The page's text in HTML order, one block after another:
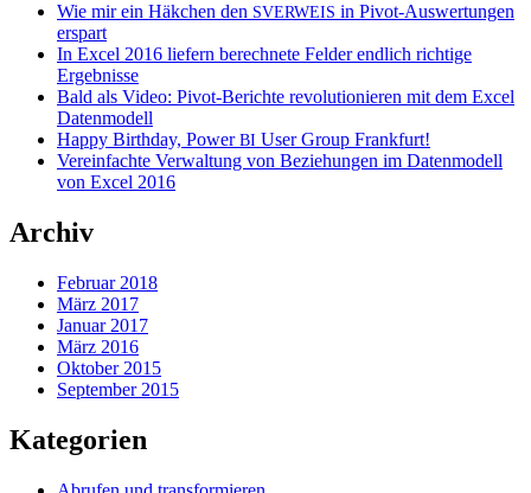
Wie mir ein Häkchen den SVERWEIS in Pivot-Auswertungen
erspart
In Excel 2016 liefern berechnete Felder endlich richtige
Ergebnisse
Bald als Video: Pivot-Berichte revolutionieren mit dem Excel
Datenmodell
Happy Birthday, PowerBI User Group Frankfurt!
Vereinfachte Verwaltung von Beziehungen im Datenmodell
von Excel 2016
Archiv
Februar 2018
März 2017
Januar 2017
März 2016
Oktober 2015
September 2015
Kategorien